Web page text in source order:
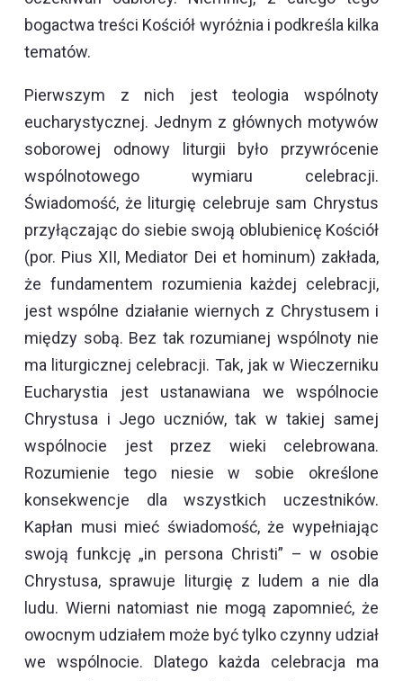
bogactwa treści Kościół wyróżnia i podkreśla kilka
tematów.
Pierwszym z nich jest teologia wspólnoty
eucharystycznej. Jednym z głównych motywów
soborowej odnowy liturgii było przywrócenie
wspólnotowego wymiaru celebracji.
Świadomość, że liturgię celebruje sam Chrystus
przyłączając do siebie swoją oblubienicę Kościół
(por. Pius XII, Mediator Dei et hominum) zakłada,
że fundamentem rozumienia każdej celebracji,
jest wspólne działanie wiernych z Chrystusem i
między sobą. Bez tak rozumianej wspólnoty nie
ma liturgicznej celebracji. Tak, jak w Wieczerniku
Eucharystia jest ustanawiana we wspólnocie
Chrystusa i Jego uczniów, tak w takiej samej
wspólnocie jest przez wieki celebrowana.
Rozumienie tego niesie w sobie określone
konsekwencje dla wszystkich uczestników.
Kapłan musi mieć świadomość, że wypełniając
swoją funkcję „in persona Christi” – w osobie
Chrystusa, sprawuje liturgię z ludem a nie dla
ludu. Wierni natomiast nie mogą zapomnieć, że
owocnym udziałem może być tylko czynny udział
we wspólnocie. Dlatego każda celebracja ma